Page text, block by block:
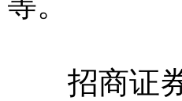
招商证券